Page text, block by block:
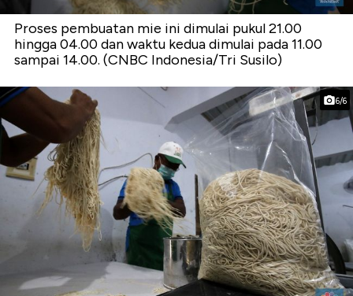
Proses pembuatan mie ini dimulai pukul 21.00
hingga 04.00 dan waktu kedua dimulai pada 11.00
sampai 14.00. (CNBC Indonesia/Tri Susilo)
6/6